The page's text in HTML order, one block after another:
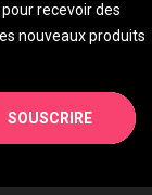
recevoir des
nouveaux produits
SOUSCRIRE